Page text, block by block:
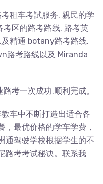
租车考試服务, 親民的学
考区的路考路线, 路考英
精通 botany路考路线,
路考路线以及 Miranda
考一次成功,顺利完成。
车中不断打造出适合各
最优价格的学车学费，
通驾驶学校根据学生的不
路考考试秘诀。联系我